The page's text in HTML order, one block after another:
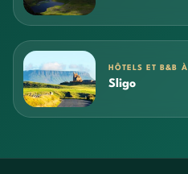
HÔTELS ET B&B À
Sligo